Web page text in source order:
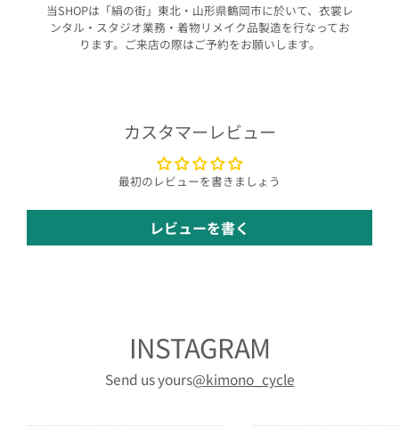
当SHOPは「絹の街」東北・山形県鶴岡市に於いて、衣裳レ
ンタル・スタジオ業務・着物リメイク品製造を行なってお
ります。ご来店の際はご予約をお願いします。
カスタマーレビュー
最初のレビューを書きましょう
レビューを書く
INSTAGRAM
Send us yours@kimono_cycle